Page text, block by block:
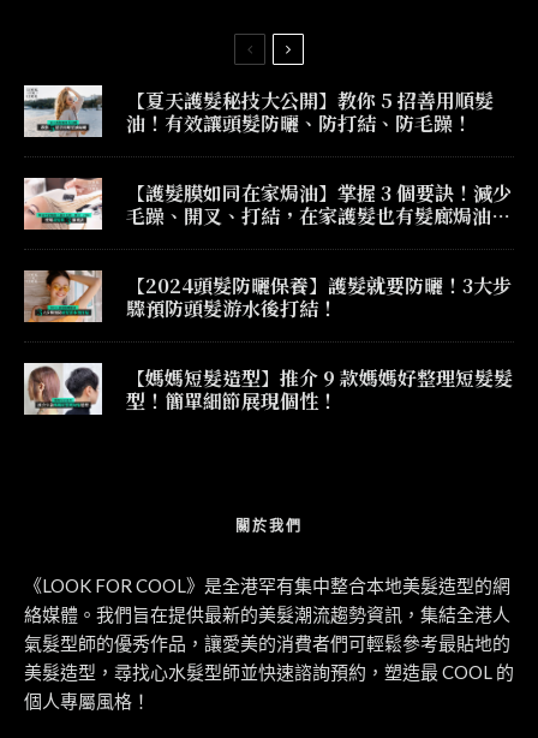
【夏天護髮秘技大公開】教你 5 招善用順髮
油！有效讓頭髮防曬、防打結、防毛躁！
【護髮膜如同在家焗油】掌握 3 個要訣！減少
毛躁、開叉、打結，在家護髮也有髮廊焗油效
【2024頭髮防曬保養】護髮就要防曬！3大步
驟預防頭髮游水後打結！
【媽媽短髮造型】推介 9 款媽媽好整理短髮髮
型！簡單細節展現個性！
關於我們
《LOOK FOR COOL》是全港罕有集中整合本地美髮造型的網
絡媒體。我們旨在提供最新的美髮潮流趨勢資訊，集結全港人
氣髮型師的優秀作品，讓愛美的消費者們可輕鬆參考最貼地的
美髮造型，尋找心水髮型師並快速諮詢預約，塑造最 COOL 的
個人專屬風格！